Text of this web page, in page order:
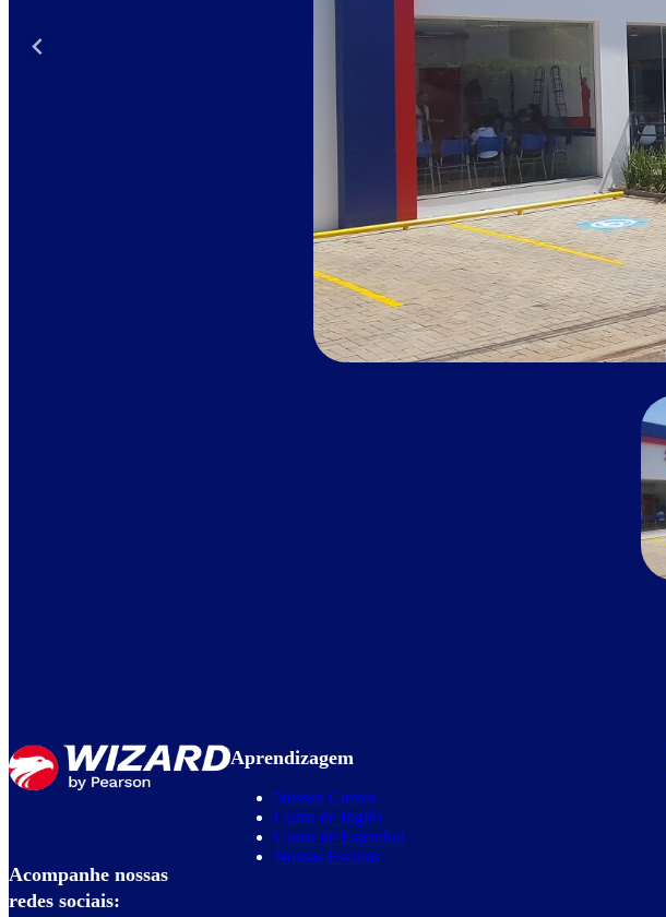
Acompanhe nossas
redes sociais:
Aprendizagem
Nossos Cursos
Curso de Inglês
Curso de Espanhol
Nossas Escolas